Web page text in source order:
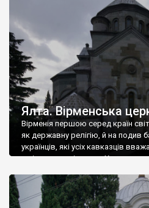
А потім було Хрещення Русі. На
Ялта. Вірменська
Вірменія першою серед країн
як державну релігію, й на подив
українців, які усіх кавказців
є відданими вірянами Христа